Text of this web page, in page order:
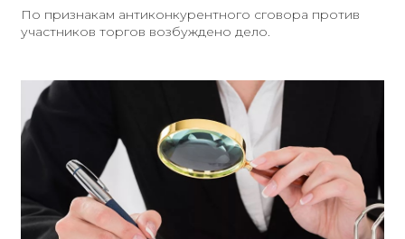
По признакам антиконкурентного сговора против
участников торгов возбуждено дело.